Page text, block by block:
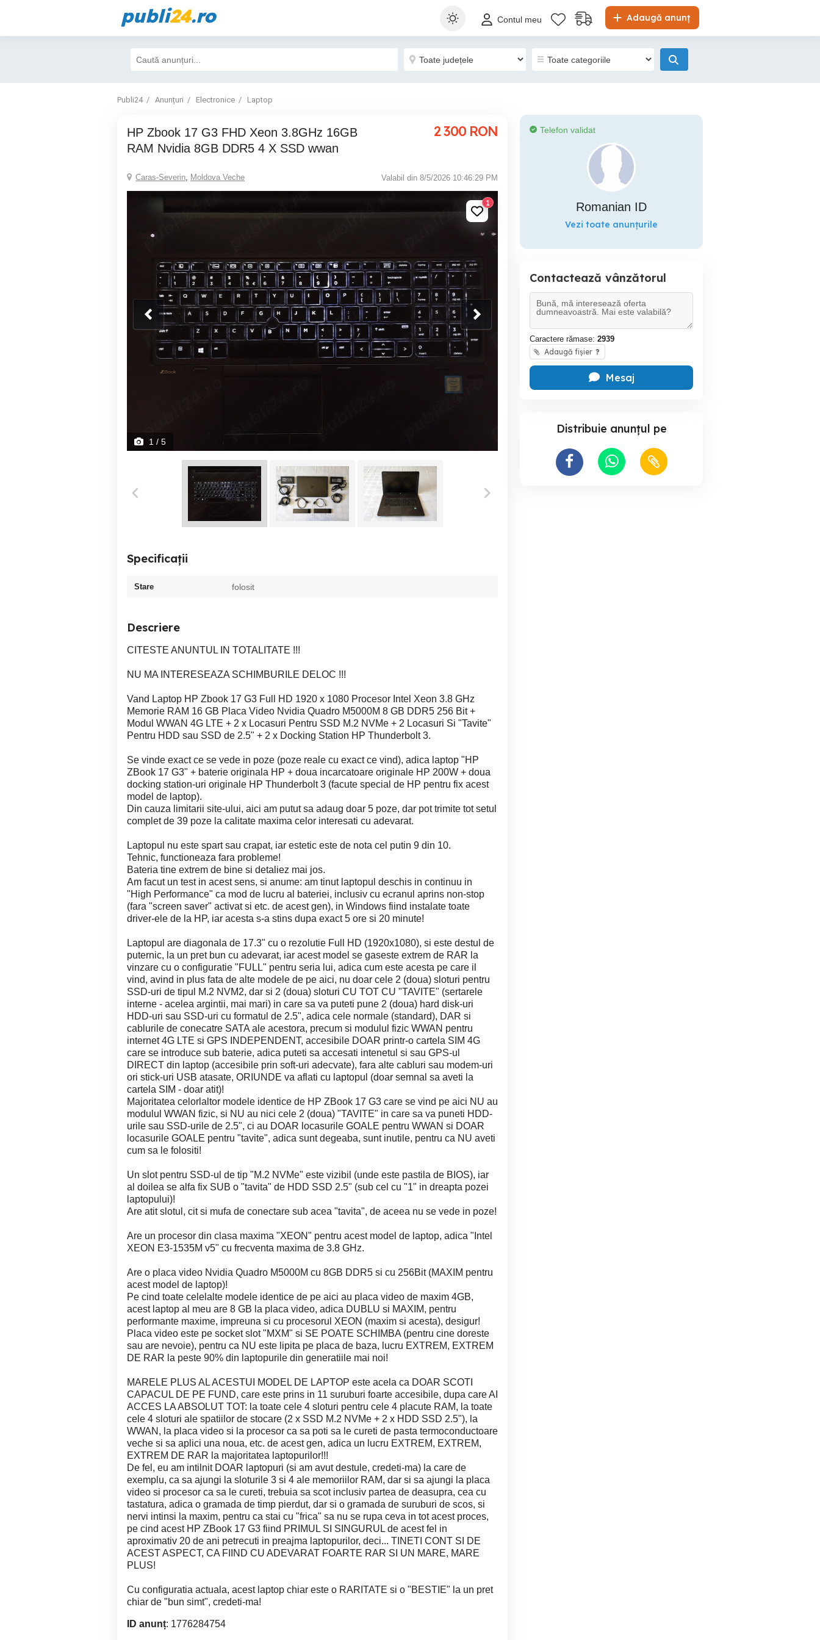
publi24.ro Adaugă anunț
Contul meu
Publi24 Anunțuri Electronice Laptop
HP Zbook 17 G3 FHD Xeon 3.8GHz 16GB
RAM Nvidia 8GB DDR5 4 X SSD wwan
2 300 RON
Caras-Severin, Moldova Veche Valabil din 8/5/2026 10:46:29 PM
1
1 / 5
Specificații
Stare folosit
Descriere
CITESTE ANUNTUL IN TOTALITATE !!!
NU MA INTERESEAZA SCHIMBURILE DELOC !!!
Vand Laptop HP Zbook 17 G3 Full HD 1920 x 1080 Procesor Intel Xeon 3.8 GHz
Memorie RAM 16 GB Placa Video Nvidia Quadro M5000M 8 GB DDR5 256 Bit +
Modul WWAN 4G LTE + 2 x Locasuri Pentru SSD M.2 NVMe + 2 Locasuri Si "Tavite"
Pentru HDD sau SSD de 2.5" + 2 x Docking Station HP Thunderbolt 3.
Se vinde exact ce se vede in poze (poze reale cu exact ce vind), adica laptop "HP
ZBook 17 G3" + baterie originala HP + doua incarcatoare originale HP 200W + doua
docking station-uri originale HP Thunderbolt 3 (facute special de HP pentru fix acest
model de laptop).
Din cauza limitarii site-ului, aici am putut sa adaug doar 5 poze, dar pot trimite tot setul
complet de 39 poze la calitate maxima celor interesati cu adevarat.
Laptopul nu este spart sau crapat, iar estetic este de nota cel putin 9 din 10.
Tehnic, functioneaza fara probleme!
Bateria tine extrem de bine si detaliez mai jos.
Am facut un test in acest sens, si anume: am tinut laptopul deschis in continuu in
"High Performance" ca mod de lucru al bateriei, inclusiv cu ecranul aprins non-stop
(fara "screen saver" activat si etc. de acest gen), in Windows fiind instalate toate
driver-ele de la HP, iar acesta s-a stins dupa exact 5 ore si 20 minute!
Laptopul are diagonala de 17.3" cu o rezolutie Full HD (1920x1080), si este destul de
puternic, la un pret bun cu adevarat, iar acest model se gaseste extrem de RAR la
vinzare cu o configuratie "FULL" pentru seria lui, adica cum este acesta pe care il
vind, avind in plus fata de alte modele de pe aici, nu doar cele 2 (doua) sloturi pentru
SSD-uri de tipul M.2 NVM2, dar si 2 (doua) sloturi CU TOT CU "TAVITE" (sertarele
interne - acelea argintii, mai mari) in care sa va puteti pune 2 (doua) hard disk-uri
HDD-uri sau SSD-uri cu formatul de 2.5", adica cele normale (standard), DAR si
cablurile de conecatre SATA ale acestora, precum si modulul fizic WWAN pentru
internet 4G LTE si GPS INDEPENDENT, accesibile DOAR printr-o cartela SIM 4G
care se introduce sub baterie, adica puteti sa accesati intenetul si sau GPS-ul
DIRECT din laptop (accesibile prin soft-uri adecvate), fara alte cabluri sau modem-uri
ori stick-uri USB atasate, ORIUNDE va aflati cu laptopul (doar semnal sa aveti la
cartela SIM - doar atit)!
Majoritatea celorlaltor modele identice de HP ZBook 17 G3 care se vind pe aici NU au
modulul WWAN fizic, si NU au nici cele 2 (doua) "TAVITE" in care sa va puneti HDD-
urile sau SSD-urile de 2.5", ci au DOAR locasurile GOALE pentru WWAN si DOAR
locasurile GOALE pentru "tavite", adica sunt degeaba, sunt inutile, pentru ca NU aveti
cum sa le folositi!
Un slot pentru SSD-ul de tip "M.2 NVMe" este vizibil (unde este pastila de BIOS), iar
al doilea se alfa fix SUB o "tavita" de HDD SSD 2.5" (sub cel cu "1" in dreapta pozei
laptopului)!
Are atit slotul, cit si mufa de conectare sub acea "tavita", de aceea nu se vede in poze!
Are un procesor din clasa maxima "XEON" pentru acest model de laptop, adica "Intel
XEON E3-1535M v5" cu frecventa maxima de 3.8 GHz.
Are o placa video Nvidia Quadro M5000M cu 8GB DDR5 si cu 256Bit (MAXIM pentru
acest model de laptop)!
Pe cind toate celelalte modele identice de pe aici au placa video de maxim 4GB,
acest laptop al meu are 8 GB la placa video, adica DUBLU si MAXIM, pentru
performante maxime, impreuna si cu procesorul XEON (maxim si acesta), desigur!
Placa video este pe socket slot "MXM" si SE POATE SCHIMBA (pentru cine doreste
sau are nevoie), pentru ca NU este lipita pe placa de baza, lucru EXTREM, EXTREM
DE RAR la peste 90% din laptopurile din generatiile mai noi!
MARELE PLUS AL ACESTUI MODEL DE LAPTOP este acela ca DOAR SCOTI
CAPACUL DE PE FUND, care este prins in 11 suruburi foarte accesibile, dupa care AI
ACCES LA ABSOLUT TOT: la toate cele 4 sloturi pentru cele 4 placute RAM, la toate
cele 4 sloturi ale spatiilor de stocare (2 x SSD M.2 NVMe + 2 x HDD SSD 2.5"), la
WWAN, la placa video si la procesor ca sa poti sa le cureti de pasta termoconductoare
veche si sa aplici una noua, etc. de acest gen, adica un lucru EXTREM, EXTREM,
EXTREM DE RAR la majoritatea laptopurilor!!!
De fel, eu am intilnit DOAR laptopuri (si am avut destule, credeti-ma) la care de
exemplu, ca sa ajungi la sloturile 3 si 4 ale memoriilor RAM, dar si sa ajungi la placa
video si procesor ca sa le cureti, trebuia sa scot inclusiv partea de deasupra, cea cu
tastatura, adica o gramada de timp pierdut, dar si o gramada de suruburi de scos, si
nervi intinsi la maxim, pentru ca stai cu "frica" sa nu se rupa ceva in tot acest proces,
pe cind acest HP ZBook 17 G3 fiind PRIMUL SI SINGURUL de acest fel in
aproximativ 20 de ani petrecuti in preajma laptopurilor, deci... TINETI CONT SI DE
ACEST ASPECT, CA FIIND CU ADEVARAT FOARTE RAR SI UN MARE, MARE
PLUS!
Cu configuratia actuala, acest laptop chiar este o RARITATE si o "BESTIE" la un pret
chiar de "bun simt", credeti-ma!
ID anunț: 1776284754
Telefon validat
Romanian ID
Vezi toate anunțurile
Contactează vânzătorul
Caractere rămase: 2939
Adaugă fișier ?
Mesaj
Distribuie anunțul pe